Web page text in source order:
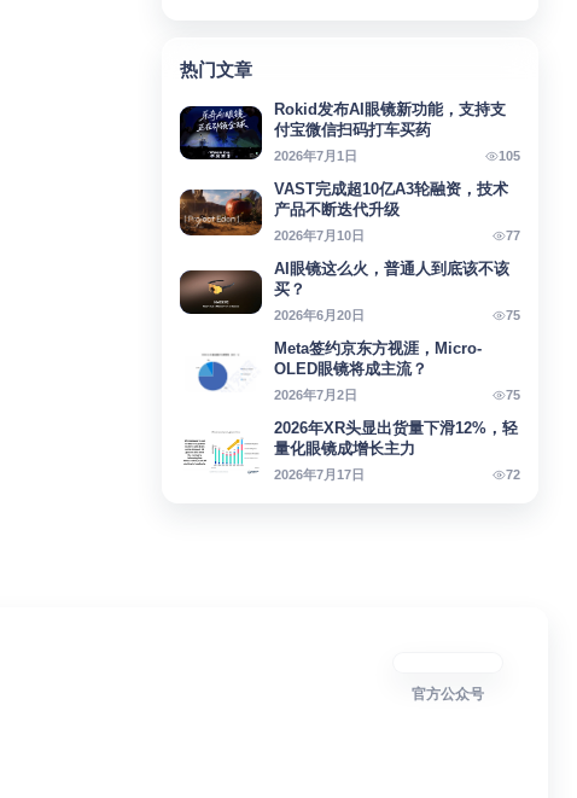
热门文章
Rokid发布AI眼镜新功能，支持支
付宝微信扫码打车买药
2026年7月1日 105
VAST完成超10亿A3轮融资，技术
产品不断迭代升级
2026年7月10日 77
AI眼镜这么火，普通人到底该不该
买？
2026年6月20日 75
Meta签约京东方视涯，Micro-
OLED眼镜将成主流？
2026年7月2日 75
2026年XR头显出货量下滑12%，轻
量化眼镜成增长主力
2026年7月17日 72
官方公众号